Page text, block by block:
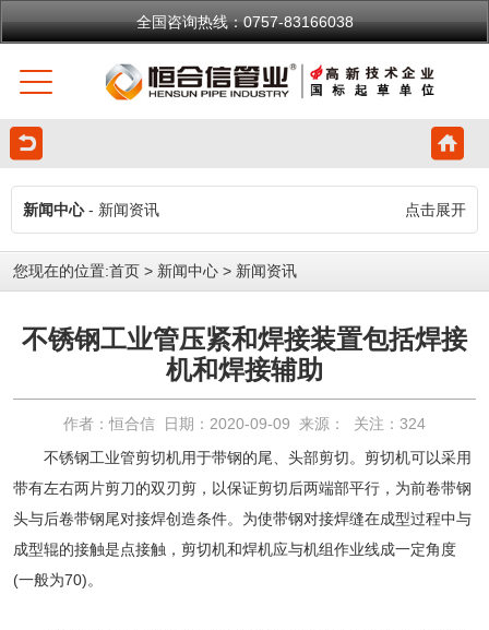
全国咨询热线：0757-83166038
新闻中心- 新闻资讯 点击展开
您现在的位置:首页 > 新闻中心 > 新闻资讯
不锈钢工业管压紧和焊接装置包括焊接
机和焊接辅助
作者：恒合信 日期：2020-09-09 来源： 关注： 324
不锈钢工业管剪切机用于带钢的尾、头部剪切。剪切机可以采用
带有左右两片剪刀的双刃剪，以保证剪切后两端部平行，为前卷带钢
头与后卷带钢尾对接焊创造条件。为使带钢对接焊缝在成型过程中与
成型辊的接触是点接触，剪切机和焊机应与机组作业线成一定角度
(一般为70)。